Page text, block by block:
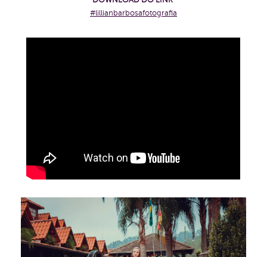
#lillianbarbosafotografia